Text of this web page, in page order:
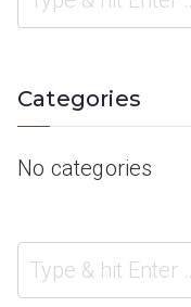
Categories
No categories